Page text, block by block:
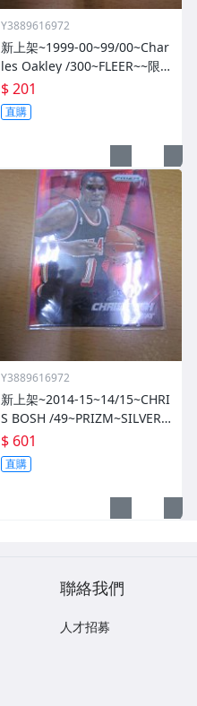
Y3889616972
新上架~1999-00~99/00~Char
les Oakley /300~FLEER~~限
量/300~1060114-1
$ 201
直購
Y3889616972
新上架~2014-15~14/15~CHRI
S BOSH /49~PRIZM~SILVER~
紅亮~低限量/49~1060114-1
$ 601
直購
聯絡我們
人才招募